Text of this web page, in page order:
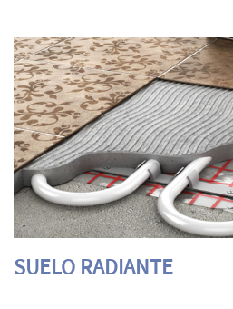
SUELO RADIANTE